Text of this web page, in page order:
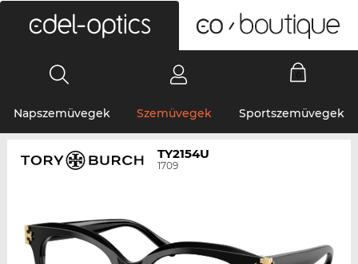
Napszemüvegek Szemüvegek Sportszemüvegek
TY2154U
1709